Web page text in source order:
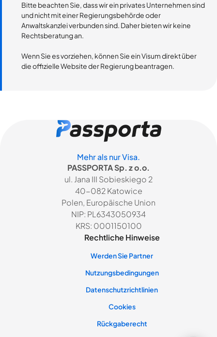
Bitte beachten Sie, dass wir ein privates Unternehmen sind
und nicht mit einer Regierungsbehörde oder
Anwaltskanzlei verbunden sind. Daher bieten wir keine
Rechtsberatung an.
Wenn Sie es vorziehen, können Sie ein Visum direkt über
die offizielle Website der Regierung beantragen.
Mehr als nur Visa.
PASSPORTA Sp. z o.o.
ul. Jana III Sobieskiego 2
40-082 Katowice
Polen, Europäische Union
NIP: PL6343050934
KRS: 0001150100
Rechtliche Hinweise
Werden Sie Partner
Nutzungsbedingungen
Datenschutzrichtlinien
Cookies
Rückgaberecht